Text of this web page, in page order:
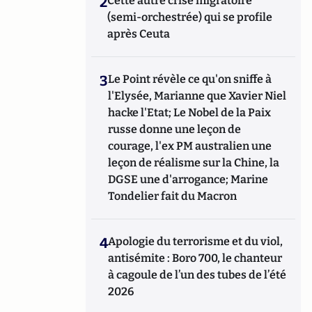
(semi-orchestrée) qui se profile
après Ceuta
3Le Point révèle ce qu'on sniffe à
l'Elysée, Marianne que Xavier Niel
hacke l'Etat; Le Nobel de la Paix
russe donne une leçon de
courage, l'ex PM australien une
leçon de réalisme sur la Chine, la
DGSE une d'arrogance; Marine
Tondelier fait du Macron
4Apologie du terrorisme et du viol,
antisémite : Boro 700, le chanteur
à cagoule de l’un des tubes de l’été
2026